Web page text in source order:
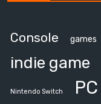
Console games
indie game
Nintendo Switch PC